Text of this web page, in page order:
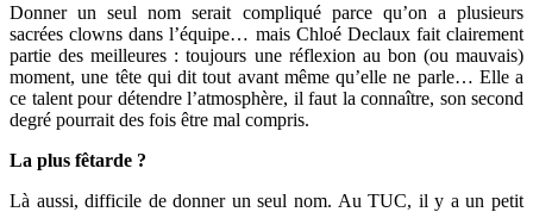
Donner un seul nom serait compliqué parce qu’on a plusieurs
sacrées clowns dans l’équipe… mais Chloé Declaux fait clairement
partie des meilleures : toujours une réflexion au bon (ou mauvais)
moment, une tête qui dit tout avant même qu’elle ne parle… Elle a
ce talent pour détendre l’atmosphère, il faut la connaître, son second
degré pourrait des fois être mal compris.
La plus fêtarde ?
Là aussi, difficile de donner un seul nom. Au TUC, il y a un petit